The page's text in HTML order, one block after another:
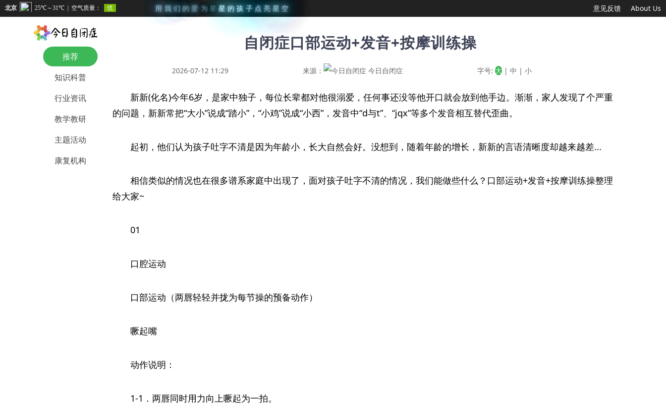
用 我 们 的 爱 为 星 星 的 孩 子 点 亮 星 空 意见反馈 About Us
推荐
知识科普
行业资讯
教学教研
主题活动
康复机构
自闭症口部运动+发音+按摩训练操
2026-07-12 11:29 来源： 今日自闭症 字号: 大 | 中 | 小
新新(化名)今年6岁，是家中独子，每位长辈都对他很溺爱，任何事还没等他开口就会放到他手边。渐渐，家人发现了个严重
的问题，新新常把“大小”说成“踏小”，“小鸡”说成“小西”，发音中“d与t”、“jqx”等多个发音相互替代歪曲。
起初，他们认为孩子吐字不清是因为年龄小，长大自然会好。没想到，随着年龄的增长，新新的言语清晰度却越来越差...
相信类似的情况也在很多谱系家庭中出现了，面对孩子吐字不清的情况，我们能做些什么？口部运动+发音+按摩训练操整理
给大家~
01
口腔运动
口部运动（两唇轻轻并拢为每节操的预备动作）
噘起嘴
动作说明：
1-1．两唇同时用力向上噘起为一拍。